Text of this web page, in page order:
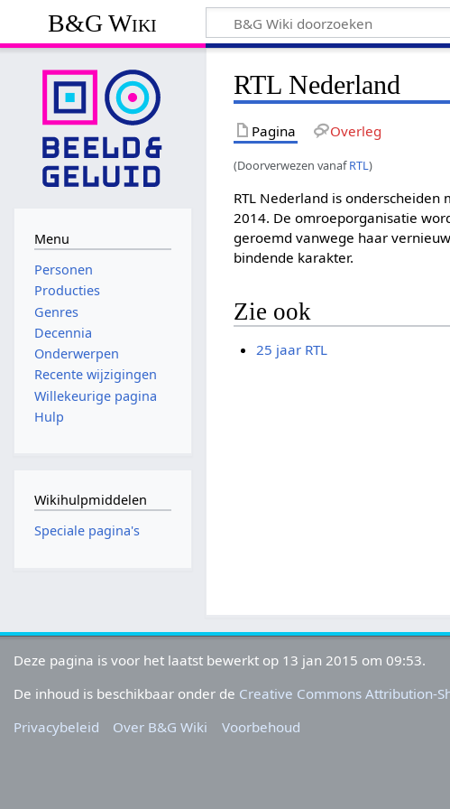
B&G Wiki
RTL Nederland
Pagina Overleg
(Doorverwezen vanafRTL)
RTL Nederland is
2014. De omroeporganisatie
geroemd vanwege haar
bindende karakter.
Zie ook
25 jaar RTL
Menu
Personen
Producties
Genres
Decennia
Onderwerpen
Recente wijzigingen
Willekeurige pagina
Hulp
Wikihulpmiddelen
Speciale pagina's
Deze pagina is voor het laatst bewerkt op 13 jan 2015 om 09:53.
De inhoud is beschikbaar onder de Creative Commons Attribution-
Privacybeleid
Over B&G Wiki Voorbehoud